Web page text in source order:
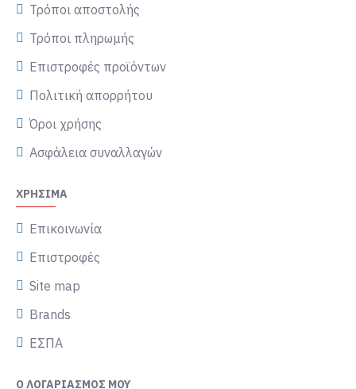
Τρόποι αποστολής
Τρόποι πληρωμής
Επιστροφές προϊόντων
Πολιτική απορρήτου
Όροι χρήσης
Ασφάλεια συναλλαγών
ΧΡΉΣΙΜΑ
Επικοινωνία
Επιστροφές
Site map
Brands
ΕΣΠΑ
Ο ΛΟΓΑΡΙΑΣΜΌΣ ΜΟΥ